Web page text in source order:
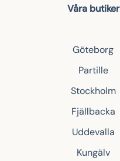
Våra butiker
Göteborg
Partille
Stockholm
Fjällbacka
Uddevalla
Kungälv